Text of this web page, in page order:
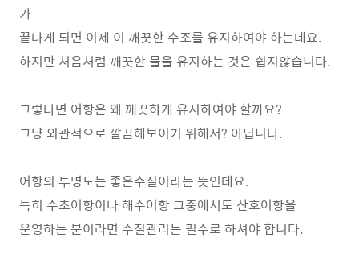
가
끝나게 되면 이제 이 깨끗한 수조를 유지하여야 하는데요.
하지만 처음처럼 깨끗한 물을 유지하는 것은 쉽지않습니다.
그렇다면 어항은 왜 깨끗하게 유지하여야 할까요?
그냥 외관적으로 깔끔해보이기 위해서? 아닙니다.
어항의 투명도는 좋은수질이라는 뜻인데요.
특히 수초어항이나 해수어항 그중에서도 산호어항을
운영하는 분이라면 수질관리는 필수로 하셔야 합니다.